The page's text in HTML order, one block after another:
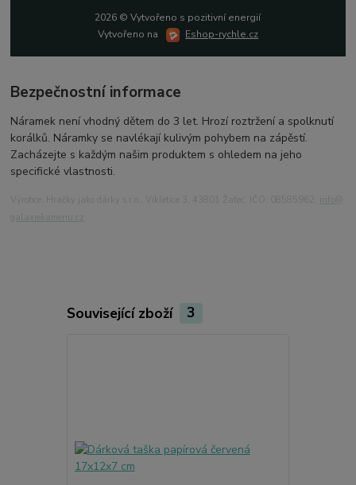
2026 © Vytvořeno s pozitivní energií
Vytvořeno na
Eshop-rychle.cz
Bezpečnostní informace
Náramek není vhodný dětem do 3 let. Hrozí roztržení a spolknutí
korálků. Náramky se navlékají kulivým pohybem na zápěstí.
Zacházejte s každým našim produktem s ohledem na jeho
specifické vlastnosti.
Výrobce: Hračky jako dárky s.r.o., Vikletice 3, 43801 Žatec, IČO: 08585962,
info@
galaxiekamenu.cz
Související zboží 3